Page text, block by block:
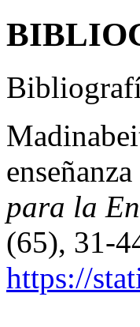
para la
(65), 31-
https://